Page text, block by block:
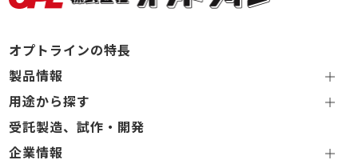
オプトラインの特長
製品情報
用途から探す
受託製造、試作・開発
企業情報